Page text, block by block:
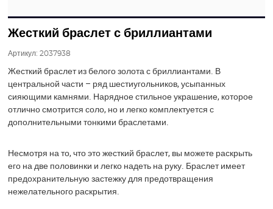
Жесткий браслет с бриллиантами
Артикул:2037938
Жесткий браслет из белого золота с бриллиантами. В
центральной части – ряд шестиугольников, усыпанных
сияющими камнями. Нарядное стильное украшение, которое
отлично смотрится соло, но и легко комплектуется с
дополнительными тонкими браслетами.
Несмотря на то, что это жесткий браслет, вы можете раскрыть
его на две половинки и легко надеть на руку. Браслет имеет
предохранительную застежку для предотвращения
нежелательного раскрытия.